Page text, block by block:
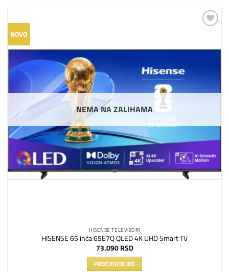
NOVO
listu
NEMA NA ZALIHAMA
HISENSE TELEVIZORI
HISENSE 65 inča 65E7Q QLED 4K UHD Smart TV
73.090 RSD
PROČITAJTE JOŠ